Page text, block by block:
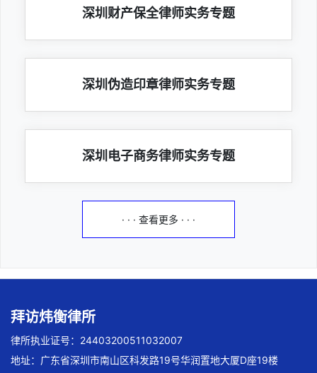
深圳财产保全律师实务专题
深圳伪造印章律师实务专题
深圳电子商务律师实务专题
· · · 查看更多 · · ·
拜访炜衡律所
律所执业证号：24403200511032007
地址：广东省深圳市南山区科发路19号华润置地大厦D座19楼